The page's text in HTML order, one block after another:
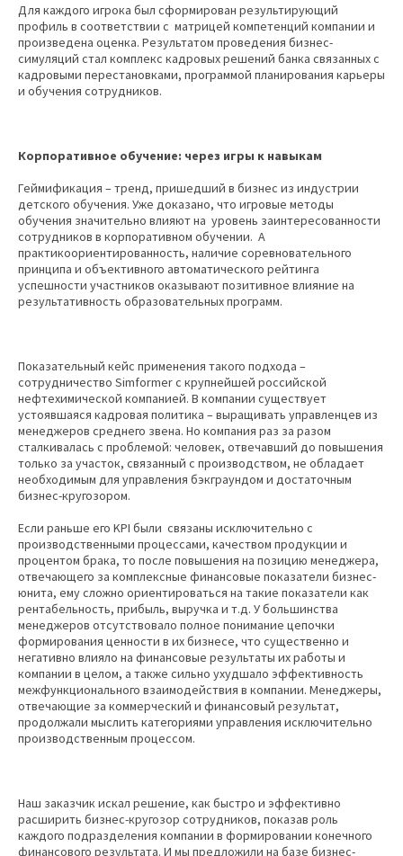
Для каждого игрока был сформирован результирующий
профиль в соответствии с матрицей компетенций компании и
произведена оценка. Результатом проведения бизнес-
симуляций стал комплекс кадровых решений банка связанных с
кадровыми перестановками, программой планирования карьеры
и обучения сотрудников.
Корпоративное обучение: через игры к навыкам
Геймификация – тренд, пришедший в бизнес из индустрии
детского обучения. Уже доказано, что игровые методы
обучения значительно влияют на уровень заинтересованности
сотрудников в корпоративном обучении. А
практикоориентированность, наличие соревновательного
принципа и объективного автоматического рейтинга
успешности участников оказывают позитивное влияние на
результативность образовательных программ.
Показательный кейс применения такого подхода –
сотрудничество Simformer с крупнейшей российской
нефтехимической компанией. В компании существует
устоявшаяся кадровая политика – выращивать управленцев из
менеджеров среднего звена. Но компания раз за разом
сталкивалась с проблемой: человек, отвечавший до повышения
только за участок, связанный с производством, не обладает
необходимым для управления бэкграундом и достаточным
бизнес-кругозором.
Если раньше его KPI были связаны исключительно с
производственными процессами, качеством продукции и
процентом брака, то после повышения на позицию менеджера,
отвечающего за комплексные финансовые показатели бизнес-
юнита, ему сложно ориентироваться на такие показатели как
рентабельность, прибыль, выручка и т.д. У большинства
менеджеров отсутствовало полное понимание цепочки
формирования ценности в их бизнесе, что существенно и
негативно влияло на финансовые результаты их работы и
компании в целом, а также сильно ухудшало эффективность
межфункционального взаимодействия в компании. Менеджеры,
отвечающие за коммерческий и финансовый результат,
продолжали мыслить категориями управления исключительно
производственным процессом.
Наш заказчик искал решение, как быстро и эффективно
расширить бизнес-кругозор сотрудников, показав роль
каждого подразделения компании в формировании конечного
финансового результата. И мы предложили на базе бизнес-